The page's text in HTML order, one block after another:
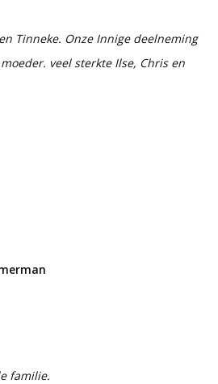
Tinneke. Onze Innige deelneming
veel sterkte Ilse, Chris en
familie.